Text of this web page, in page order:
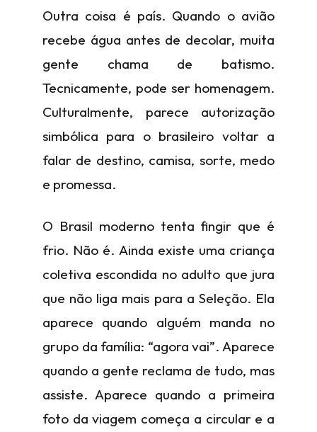
Outra coisa é país. Quando o avião
recebe água antes de decolar, muita
gente chama de batismo.
Tecnicamente, pode ser homenagem.
Culturalmente, parece autorização
simbólica para o brasileiro voltar a
falar de destino, camisa, sorte, medo
e promessa.
O Brasil moderno tenta fingir que é
frio. Não é. Ainda existe uma criança
coletiva escondida no adulto que jura
que não liga mais para a Seleção. Ela
aparece quando alguém manda no
grupo da família: “agora vai”. Aparece
quando a gente reclama de tudo, mas
assiste. Aparece quando a primeira
foto da viagem começa a circular e a